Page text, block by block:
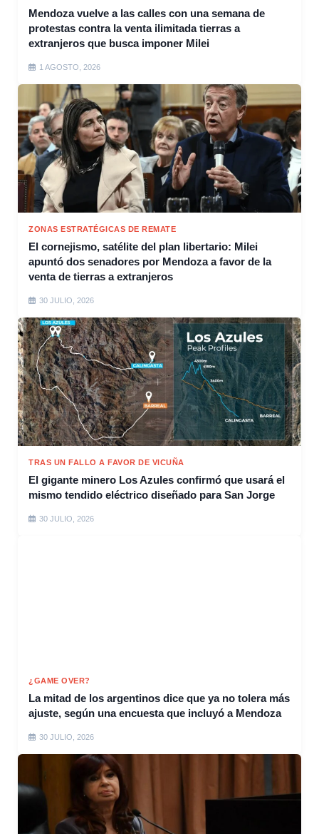
Mendoza vuelve a las calles con una semana de
protestas contra la venta ilimitada tierras a
extranjeros que busca imponer Milei
1 AGOSTO, 2026
ZONAS ESTRATÉGICAS DE REMATE
El cornejismo, satélite del plan libertario: Milei
apuntó dos senadores por Mendoza a favor de la
venta de tierras a extranjeros
30 JULIO, 2026
TRAS UN FALLO A FAVOR DE VICUÑA
El gigante minero Los Azules confirmó que usará el
mismo tendido eléctrico diseñado para San Jorge
30 JULIO, 2026
¿GAME OVER?
La mitad de los argentinos dice que ya no tolera más
ajuste, según una encuesta que incluyó a Mendoza
30 JULIO, 2026